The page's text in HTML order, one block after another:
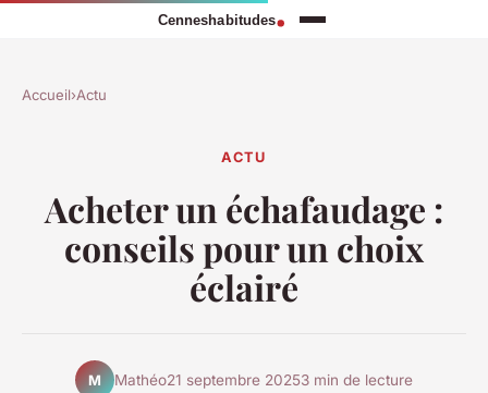
Accueil›Actu
ACTU
Acheter un échafaudage :
conseils pour un choix
éclairé
M Mathéo21 septembre 20253 min de lecture